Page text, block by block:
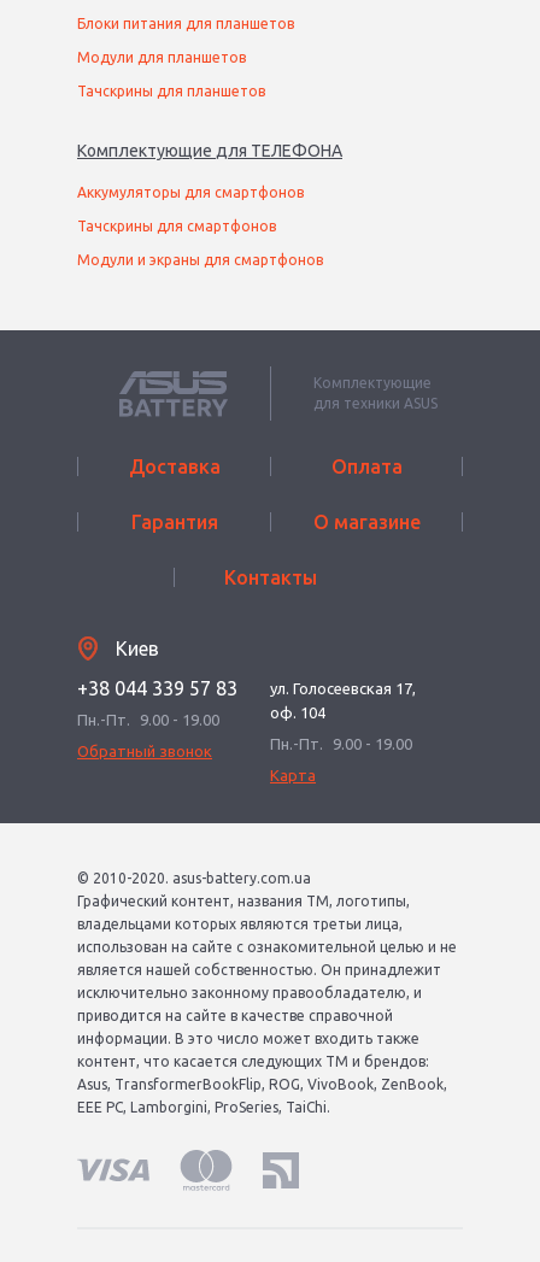
Блоки питания для планшетов
Модули для планшетов
Тачскрины для планшетов
Комплектующие для ТЕЛЕФОНА
Аккумуляторы для смартфонов
Тачскрины для смартфонов
Модули и экраны для смартфонов
Комплектующие
для техники ASUS
Доставка Оплата
Гарантия О магазине
Контакты
Киев
+38 044 339 57 83
Пн.-Пт.
9.00 - 19.00
Обратный звонок
ул. Голосеевская 17,
оф. 104
Пн.-Пт.
9.00 - 19.00
Карта
© 2010-2020. asus-battery.com.ua
Графический контент, названия ТМ, логотипы,
владельцами которых являются третьи лица,
использован на сайте с ознакомительной целью и не
является нашей собственностью. Он принадлежит
исключительно законному правообладателю, и
приводится на сайте в качестве справочной
информации. В это число может входить также
контент, что касается следующих ТМ и брендов:
Asus, TransformerBookFlip, ROG, VivoBook, ZenBook,
EEE PC, Lamborgini, ProSeries, TaiChi.